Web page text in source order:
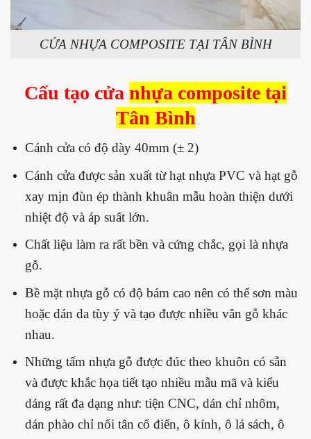
CỬA NHỰA COMPOSITE TẠI TÂN BÌNH
Cấu tạo cửa nhựa composite tại
Tân Bình
Cánh cửa có độ dày 40mm (± 2)
Cánh cửa được sản xuất từ hạt nhựa PVC và hạt gỗ
xay mịn đùn ép thành khuân mẫu hoàn thiện dưới
nhiệt độ và áp suất lớn.
Chất liệu làm ra rất bền và cứng chắc, gọi là nhựa
gỗ.
Bề mặt nhựa gỗ có độ bám cao nên có thể sơn màu
hoặc dán da tùy ý và tạo được nhiều vân gỗ khác
nhau.
Những tấm nhựa gỗ được đúc theo khuôn có sẵn
và được khắc họa tiết tạo nhiều mẫu mã và kiểu
dáng rất đa dạng như: tiện CNC, dán chỉ nhôm,
dán phào chỉ nổi tân cổ điển, ô kính, ô lá sách, ô